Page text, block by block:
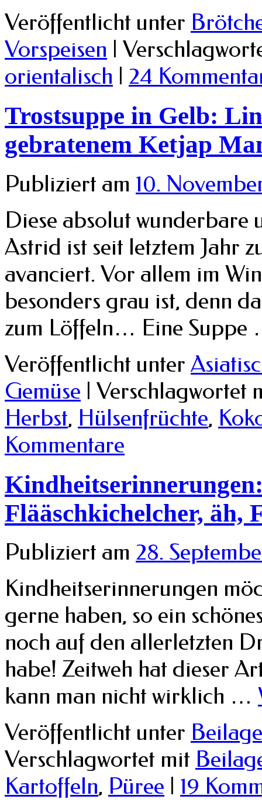
Veröffentlicht unter
Vorspeisen |
orientalisch | 24
Trostsuppe in Gelb:
gebratenem Ketjap
Publiziert am 10.
Diese absolut wunderbare
Astrid ist seit letztem Jahr
avanciert. Vor allem im
besonders grau ist, denn
zum Löffeln… Eine
Veröffentlicht unter
Gemüse | Verschlagwortet
Herbst, Hülsenfrüchte,
Kommentare
Flääschkichelcher, äh,
Publiziert am 28.
Kindheitserinnerungen
gerne haben, so ein
noch auf den allerletzten
habe! Zeitweh hat dieser
kann man nicht wirklich …
Veröffentlicht unter
Verschlagwortet mit
Kartoffeln, Püree 19